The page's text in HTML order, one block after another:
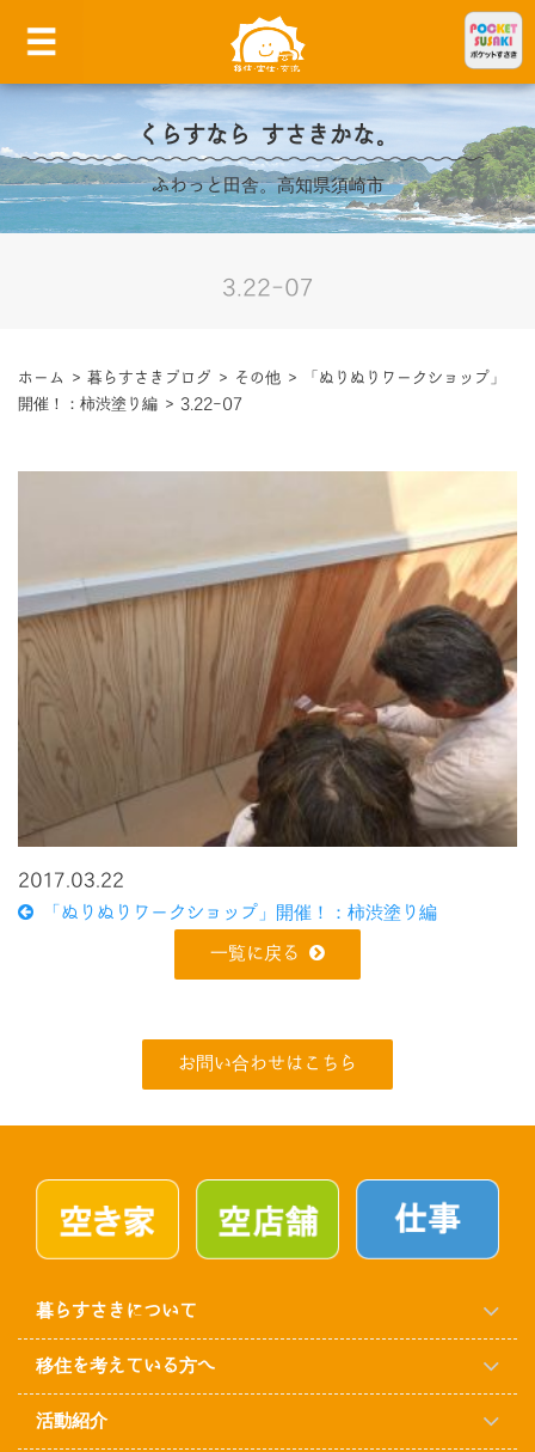
くらすなら すさきかな。
ふわっと田舎。高知県須崎市
3.22-07
ホーム > 暮らすさきブログ > その他 >
「ぬりぬりワークショップ」
開催！：柿渋塗り編 > 3.22-07
2017.03.22
「ぬりぬりワークショップ」開催！：柿渋塗り編
一覧に戻る
お問い合わせはこちら
暮らすさきについて
移住を考えている方へ
活動紹介